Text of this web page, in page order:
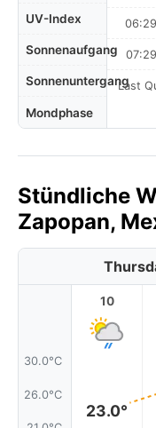
UV-Index
Sonnenaufgang
Sonnenuntergang
Mondphase
Last
Stündliche
Zapopan,
30.0°C
26.0°C
10
23.0°